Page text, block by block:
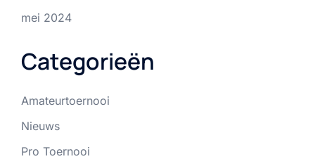
mei 2024
Categorieën
Amateurtoernooi
Nieuws
Pro Toernooi